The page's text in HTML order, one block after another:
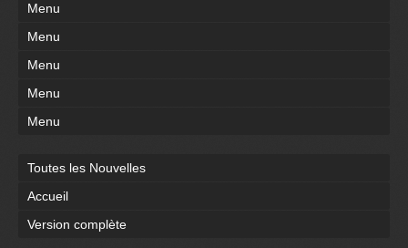
Menu
Menu
Menu
Menu
Menu
Toutes les Nouvelles
Accueil
Version complète